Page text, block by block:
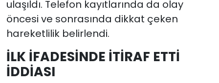
ulaşıldı. Telefon kayıtlarında da olay
öncesi ve sonrasında dikkat çeken
hareketlilik belirlendi.
İLK İFADESİNDE İTİRAF ETTİ
İDDİASI